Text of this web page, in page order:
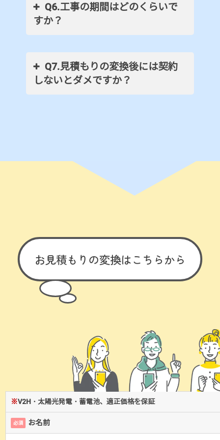
Q6.工事の期間はどのくらいで
すか？
Q7.見積もりの変換後には契約
しないとダメですか？
お見積もりの変換は こちらから
※V2H・太陽光発電・蓄電池、適正価格を保証
必須 お名前